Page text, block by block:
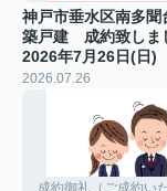
神戸市垂水区南多聞
築戸建 成約致し
2026年7月26日(日)
2026.07.26